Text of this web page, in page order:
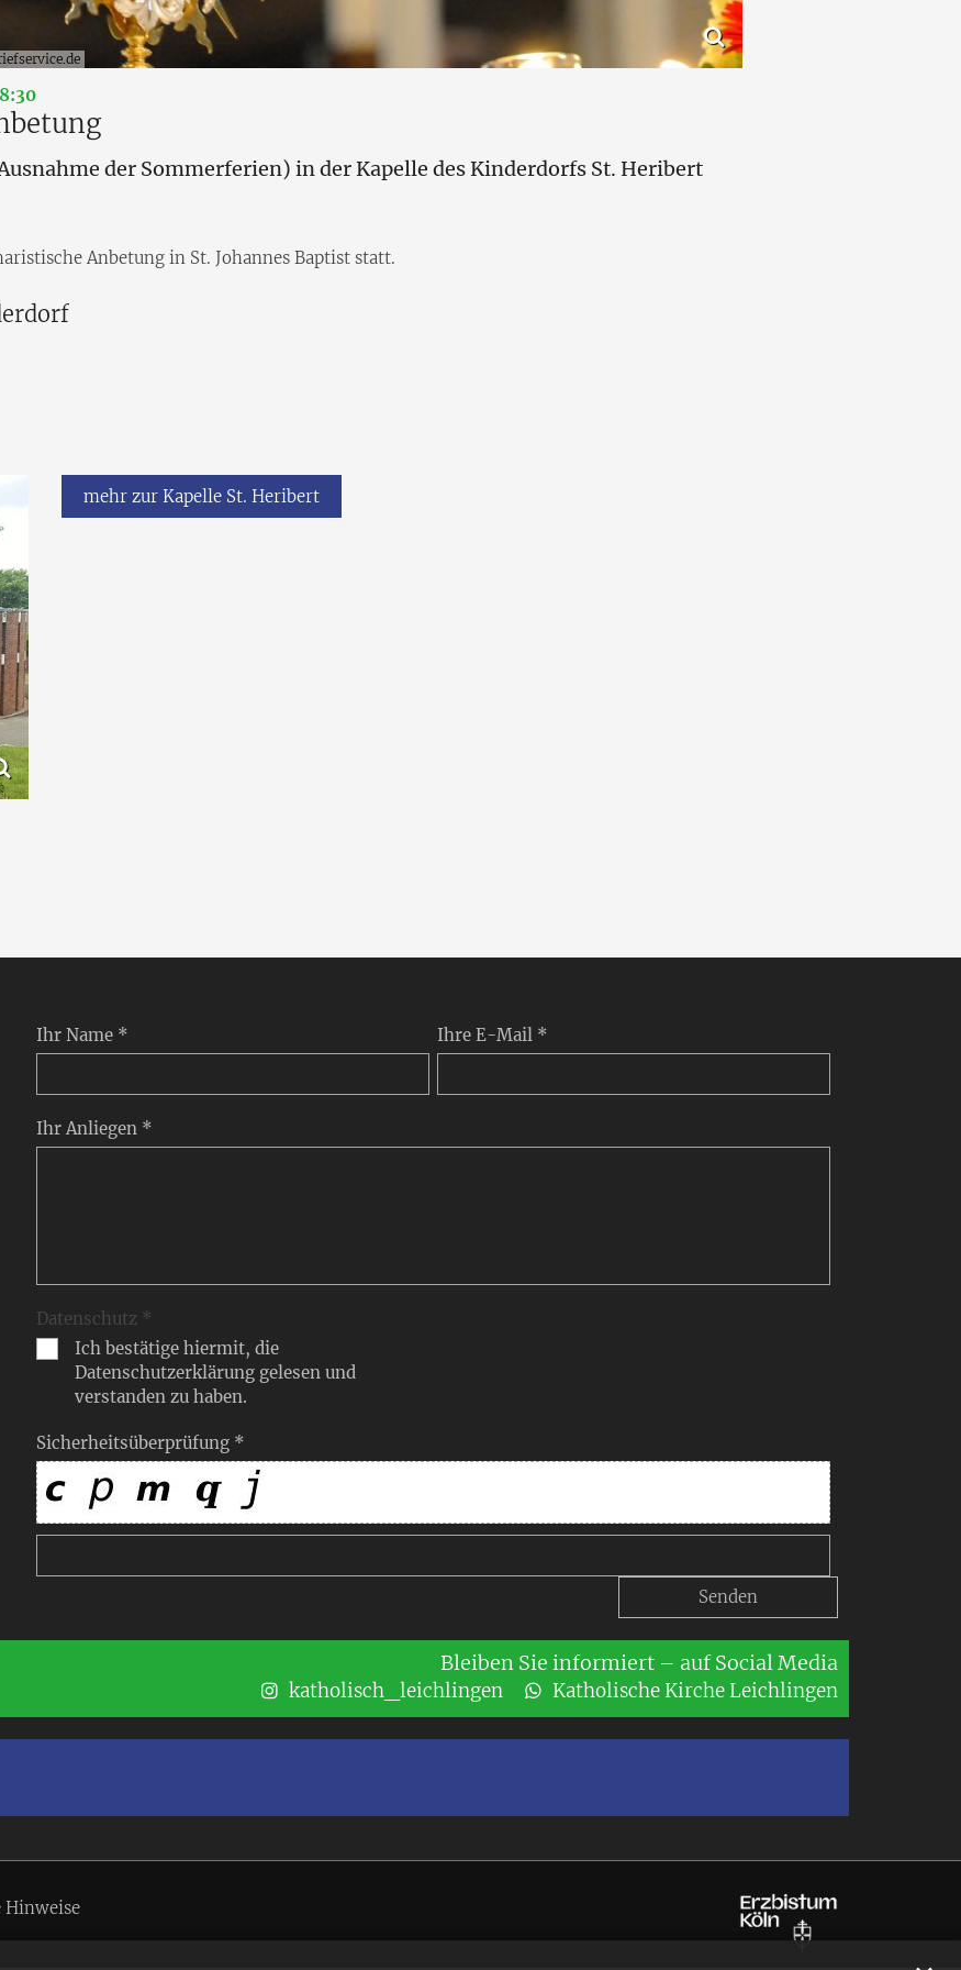
:
der Sommerferien) in der Kapelle des Kinderdorfs St. Heribert
Anbetung in St. Johannes Baptist statt.
mehr zur Kapelle St. Heribert
Ihr Name * Ihre E-Mail *
Ihr Anliegen *
Datenschutz *
Ich bestätige hiermit, die
Datenschutzerklärung gelesen und
verstanden zu haben.
Sicherheitsüberprüfung *
Bleiben Sie informiert – auf Social Media
katholisch_leichlingen Katholische Kirche Leichlingen
Hinweise